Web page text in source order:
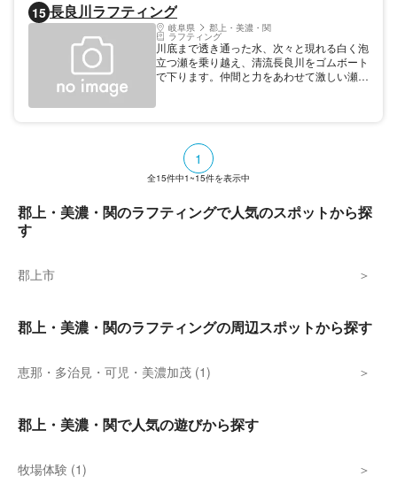
15 長良川ラフティング
岐阜県 郡上・美濃・関
ラフティング
川底まで透き通った水、次々と現れる白く泡
立つ瀬を乗り越え、清流長良川をゴムボート
で下ります。仲間と力をあわせて激しい瀬に
になります。
1
全15件中1~15件を表示中
郡上・美濃・関のラフティングで人気のスポットから探
す
郡上市
郡上・美濃・関のラフティングの周辺スポットから探す
恵那・多治見・可児・美濃加茂 (1)
郡上・美濃・関で人気の遊びから探す
牧場体験 (1)